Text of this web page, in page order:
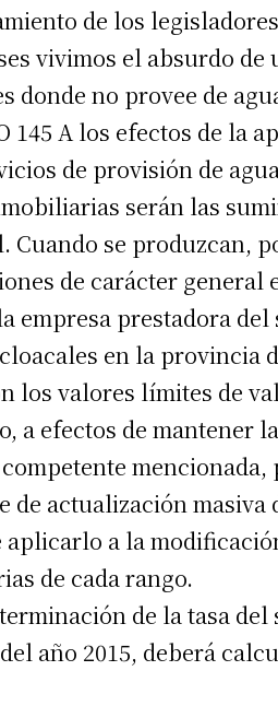
de los
vivimos el absurdo
donde no provee de
145 A los efectos de la
de provisión de
serán las
Cuando se produzcan,
de carácter general
empresa prestadora
en la provincia
los valores límites de
a efectos de mantener
de actualización
aplicarlo a la
de cada rango.
de la tasa
año 2015, deberá